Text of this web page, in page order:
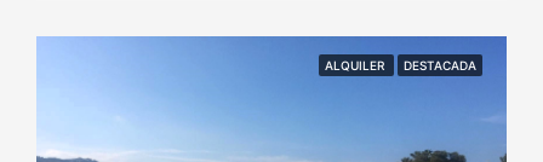
ALQUILER DESTACADA